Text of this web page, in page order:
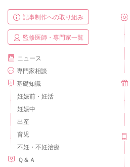
記事制作への取り組み
監修医師・専門家一覧
ニュース
専門家相談
基礎知識
妊娠前・妊活
妊娠中
出産
育児
不妊・不妊治療
Ｑ＆Ａ